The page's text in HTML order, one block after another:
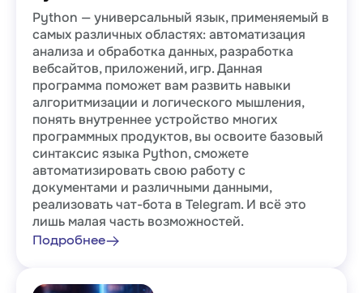
Python — универсальный язык, применяемый в
самых различных областях: автоматизация
анализа и обработка данных, разработка
вебсайтов, приложений, игр. Данная
программа поможет вам развить навыки
алгоритмизации и логического мышления,
понять внутреннее устройство многих
программных продуктов, вы освоите базовый
синтаксис языка Python, сможете
автоматизировать свою работу с
документами и различными данными,
реализовать чат-бота в Telegram. И всё это
лишь малая часть возможностей.
Подробнее